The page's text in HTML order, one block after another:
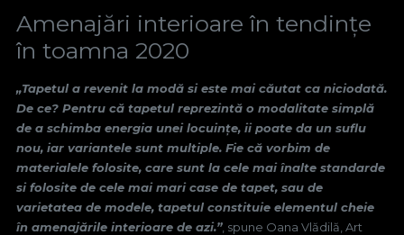
Amenajări interioare în tendințe
în toamna 2020
„Tapetul a revenit la modă si este mai căutat ca niciodată.
De ce? Pentru că tapetul reprezintă o modalitate simplă
de a schimba energia unei locuințe, ii poate da un suflu
nou, iar variantele sunt multiple. Fie că vorbim de
materialele folosite, care sunt la cele mai înalte standarde
si folosite de cele mai mari case de tapet, sau de
varietatea de modele, tapetul constituie elementul cheie
în amenajările interioare de azi.”, spune Oana Vlădilă, Art